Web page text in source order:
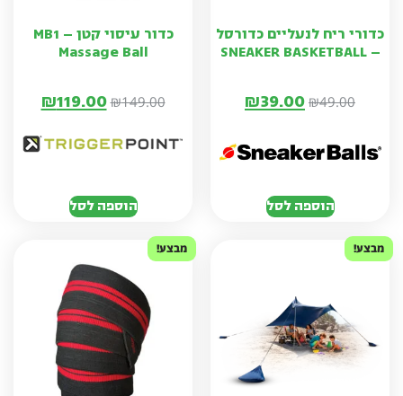
כדורי ריח לנעליים כדורסל
– SNEAKER BASKETBALL
₪49.00
₪39.00
הוספה לסל
כדור עיסוי קטן – MB1
Massage Ball
₪149.00
₪119.00
הוספה לסל
מבצע! מבצע!